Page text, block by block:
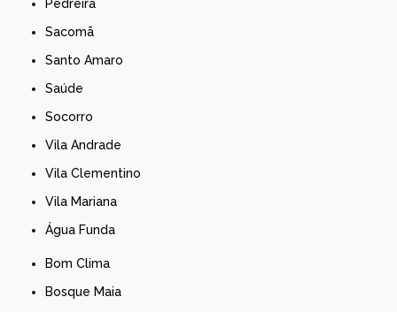
Pedreira
Sacomã
Santo Amaro
Saúde
Socorro
Vila Andrade
Vila Clementino
Vila Mariana
Água Funda
Bom Clima
Bosque Maia